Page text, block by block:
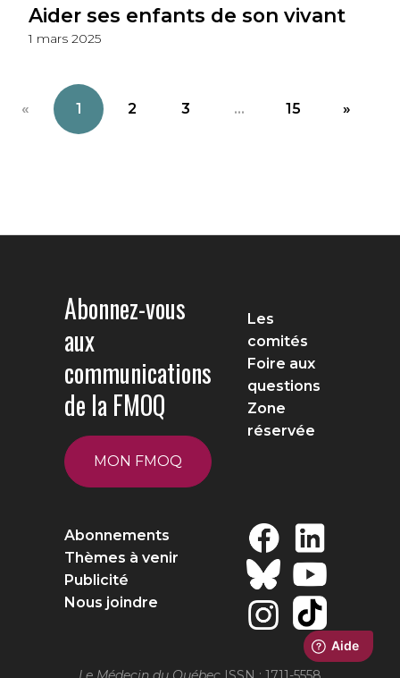
Aider ses enfants de son vivant
1 mars 2025
« 1 2 3 ... 15 »
Abonnez-vous
aux
communications
de la FMOQ
MON FMOQ
Les
comités
Foire aux
questions
Zone
réservée
Abonnements
Thèmes à venir
Publicité
Nous joindre